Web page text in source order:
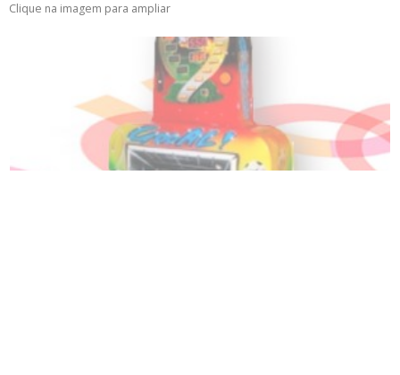
Clique na imagem para ampliar